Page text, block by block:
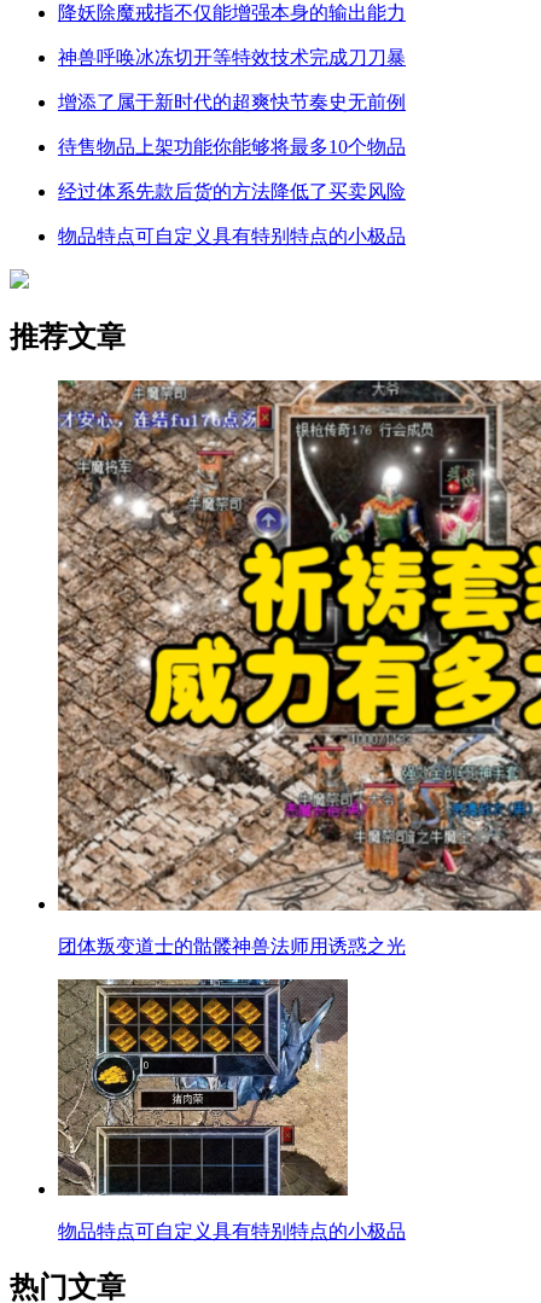
降妖除魔戒指不仅能增强本身的输出能力
神兽呼唤冰冻切开等特效技术完成刀刀暴
增添了属于新时代的超爽快节奏史无前例
待售物品上架功能你能够将最多10个物品
经过体系先款后货的方法降低了买卖风险
物品特点可自定义具有特别特点的小极品
推荐文章
团体叛变道士的骷髅神兽法师用诱惑之光
物品特点可自定义具有特别特点的小极品
热门文章